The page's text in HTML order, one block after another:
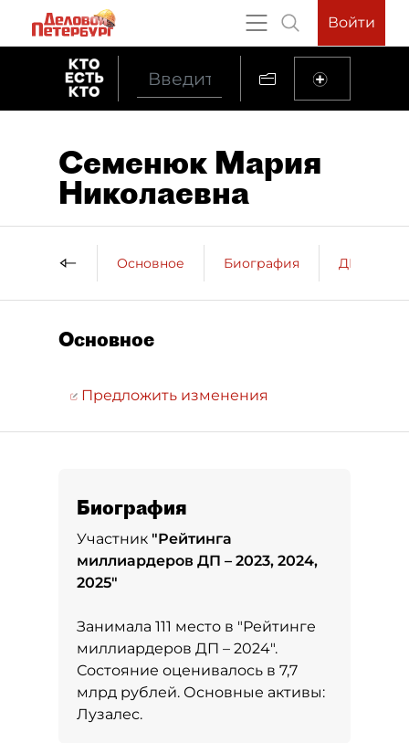
Войти
Семенюк Мария
Николаевна
Основное Биография ДП о
Основное
Предложить изменения
Биография
Участник "Рейтинга
миллиардеров ДП – 2023, 2024,
2025"
Занимала 111 место в "Рейтинге
миллиардеров ДП – 2024".
Состояние оценивалось в 7,7
млрд рублей. Основные активы:
Лузалес.